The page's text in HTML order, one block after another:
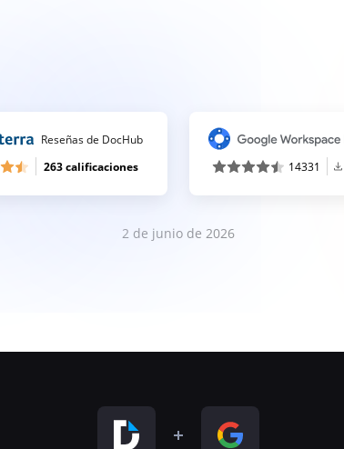
Reseñas de DocHub
263 calificaciones
14331
2 de junio de 2026